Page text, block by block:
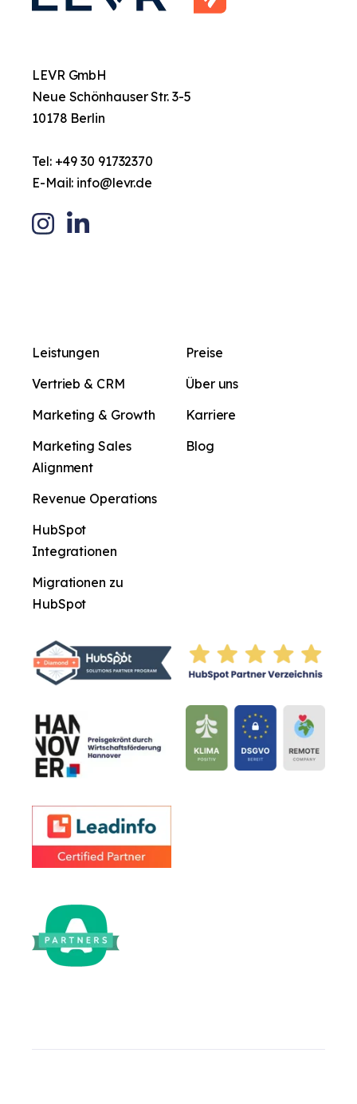
LEVR GmbH
Neue Schönhauser Str. 3-5
10178 Berlin
Tel: +49 30 91732370
E-Mail: info@levr.de
Leistungen
Vertrieb & CRM
Marketing & Growth
Marketing Sales
Alignment
Revenue Operations
HubSpot
Integrationen
Migrationen zu
HubSpot
Preise
Über uns
Karriere
Blog